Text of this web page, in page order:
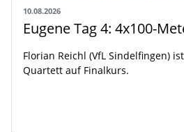
10.08.2026
Florian Reichl (VfL Sindelfingen)
Quartett auf Finalkurs.